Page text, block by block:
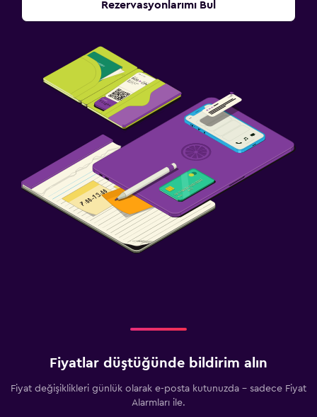
Rezervasyonlarımı Bul
Fiyatlar düştüğünde bildirim alın
Fiyat değişiklikleri günlük olarak e-posta kutunuzda - sadece Fiyat
Alarmları ile.